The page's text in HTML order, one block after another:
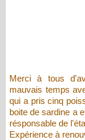
Merci à tous d'avoir participé à cette journée malgrès le
mauvais temps
qui a pris cinq
boite de sardine a
résponsable de
Expérience à